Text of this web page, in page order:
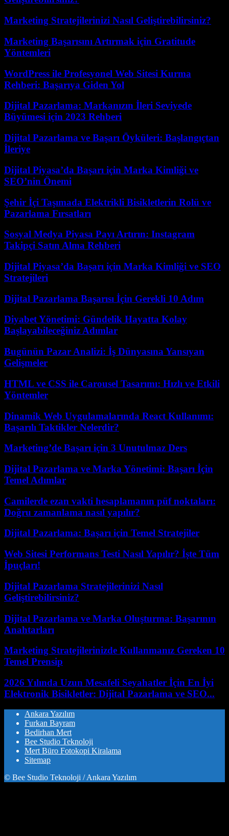
Marketing Stratejilerinizi Nasıl Geliştirebilirsiniz?
Marketing Başarısını Artırmak için Gratitude
Yöntemleri
WordPress ile Profesyonel Web Sitesi Kurma
Rehberi: Başarıya Giden Yol
Dijital Pazarlama: Markanızın İleri Seviyede
Büyümesi için 2023 Rehberi
Dijital Pazarlama ve Başarı Öyküleri: Başlangıçtan
İleriye
Dijital Piyasa’da Başarı için Marka Kimliği ve
SEO’nin Önemi
Şehir İçi Taşımada Elektrikli Bisikletlerin Rolü ve
Pazarlama Fırsatları
Sosyal Medya Piyasa Payı Artırın: Instagram
Takipçi Satın Alma Rehberi
Dijital Piyasa’da Başarı için Marka Kimliği ve SEO
Stratejileri
Dijital Pazarlama Başarısı İçin Gerekli 10 Adım
Diyabet Yönetimi: Gündelik Hayatta Kolay
Başlayabileceğiniz Adımlar
Bugünün Pazar Analizi: İş Dünyasına Yansıyan
Gelişmeler
HTML ve CSS ile Carousel Tasarımı: Hızlı ve Etkili
Yöntemler
Dinamik Web Uygulamalarında React Kullanımı:
Başarılı Taktikler Nelerdir?
Marketing’de Başarı için 3 Unutulmaz Ders
Dijital Pazarlama ve Marka Yönetimi: Başarı İçin
Temel Adımlar
Camilerde ezan vakti hesaplamanın püf noktaları:
Doğru zamanlama nasıl yapılır?
Dijital Pazarlama: Başarı için Temel Stratejiler
Web Sitesi Performans Testi Nasıl Yapılır? İşte Tüm
İpuçları!
Dijital Pazarlama Stratejilerinizi Nasıl
Geliştirebilirsiniz?
Dijital Pazarlama ve Marka Oluşturma: Başarının
Anahtarları
Marketing Stratejilerinizde Kullanmanız Gereken 10
Temel Prensip
2026 Yılında Uzun Mesafeli Seyahatler İçin En İyi
Elektronik Bisikletler: Dijital Pazarlama ve SEO...
Ankara Yazılım
Furkan Bayram
Bedirhan Mert
Bee Studio Teknoloji
Mert Büro Fotokopi Kiralama
Sitemap
© Bee Studio Teknoloji / Ankara Yazılım